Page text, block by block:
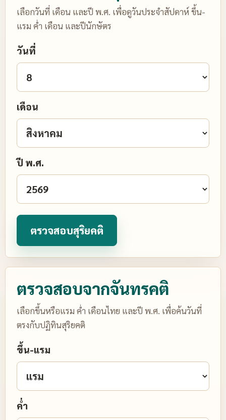
เลือกวันที่ เดือน และปี พ.ศ. เพื่อดูวันประจำสัปดาห์ ขึ้น-
แรม ค่ำ เดือน และปีนักษัตร
วันที่
เดือน
ปี พ.ศ.
ตรวจสอบจากจันทรคติ
เลือกขึ้นหรือแรม ค่ำ เดือนไทย และปี พ.ศ. เพื่อค้นวันที่
ตรงกับปฏิทินสุริยคติ
ขึ้น-แรม
ค่ำ